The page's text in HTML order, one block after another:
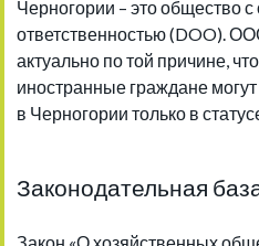
Черногории – это общество
ответственностью (DOO).
актуально по той причине,
иностранные граждане
в Черногории только в
Законодательная